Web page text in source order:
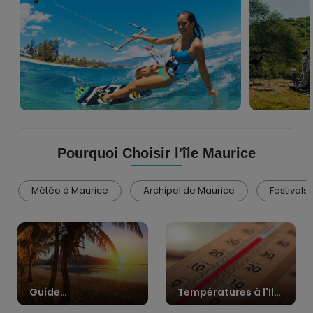
Maurice
Pourquoi Choisir l'île Maurice
Météo à Maurice Archipel de Maurice
Guide
Météorologique et
Températures à l'Ile
Maurice